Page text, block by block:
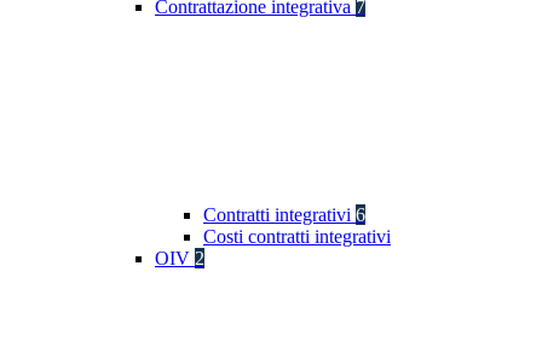
Contrattazione integrativa 7
Contratti integrativi 6
Costi contratti integrativi
OIV 2